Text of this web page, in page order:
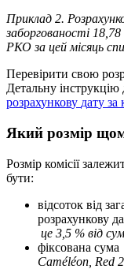
Приклад 2. Розрахунк
заборгованості 18 78
РКО за цей місяць спи
Перевірити свою роз
Детальну інструкцію
розрахункову дату за
Який розмір що
Розмір комісії залежи
бути:
відсоток від заг
розрахункову да
це 3 5 % від сум
фіксована сума
Caméléon Red 2